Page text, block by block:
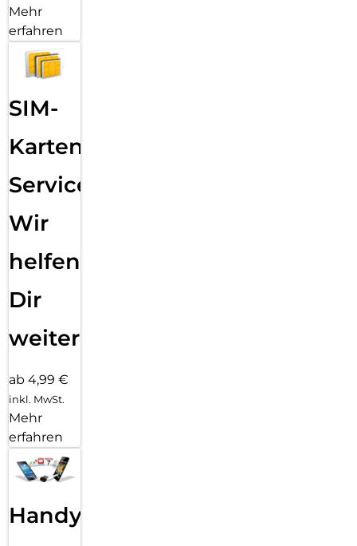
Mehr
erfahren
SIM-
Karten
Service:
Wir
helfen
Dir
weiter
ab 4,99 €
inkl. MwSt.
Mehr
erfahren
Handy